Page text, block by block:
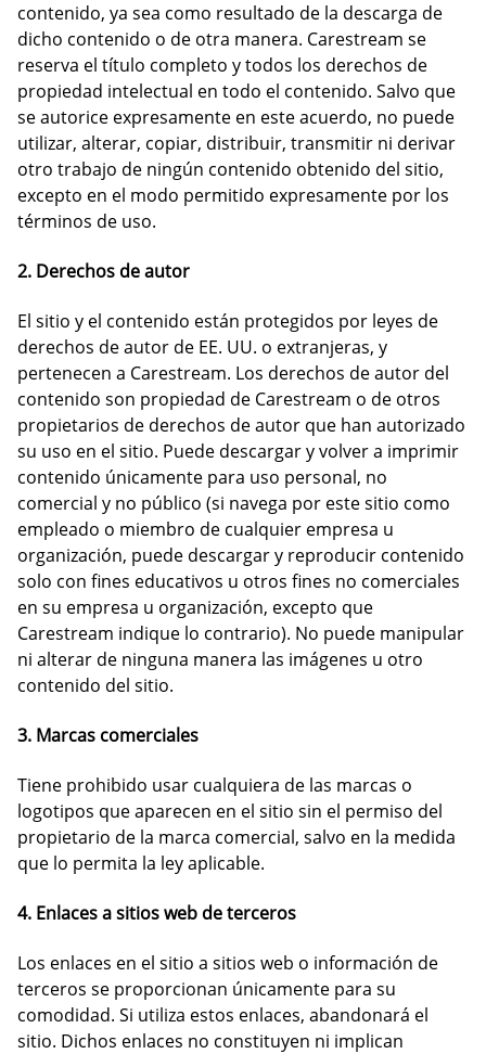
contenido, ya sea como resultado de la descarga de
dicho contenido o de otra manera. Carestream se
reserva el título completo y todos los derechos de
propiedad intelectual en todo el contenido. Salvo que
se autorice expresamente en este acuerdo, no puede
utilizar, alterar, copiar, distribuir, transmitir ni derivar
otro trabajo de ningún contenido obtenido del sitio,
excepto en el modo permitido expresamente por los
términos de uso.
2. Derechos de autor
El sitio y el contenido están protegidos por leyes de
derechos de autor de EE. UU. o extranjeras, y
pertenecen a Carestream. Los derechos de autor del
contenido son propiedad de Carestream o de otros
propietarios de derechos de autor que han autorizado
su uso en el sitio. Puede descargar y volver a imprimir
contenido únicamente para uso personal, no
comercial y no público (si navega por este sitio como
empleado o miembro de cualquier empresa u
organización, puede descargar y reproducir contenido
solo con fines educativos u otros fines no comerciales
en su empresa u organización, excepto que
Carestream indique lo contrario). No puede manipular
ni alterar de ninguna manera las imágenes u otro
contenido del sitio.
3. Marcas comerciales
Tiene prohibido usar cualquiera de las marcas o
logotipos que aparecen en el sitio sin el permiso del
propietario de la marca comercial, salvo en la medida
que lo permita la ley aplicable.
4. Enlaces a sitios web de terceros
Los enlaces en el sitio a sitios web o información de
terceros se proporcionan únicamente para su
comodidad. Si utiliza estos enlaces, abandonará el
sitio. Dichos enlaces no constituyen ni implican